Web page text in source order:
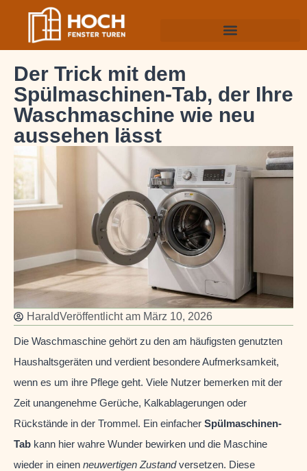
Der Trick mit dem
Spülmaschinen-Tab, der Ihre
Waschmaschine wie neu
aussehen lässt
HaraldVeröffentlicht am März 10, 2026
Die Waschmaschine gehört zu den am häufigsten genutzten
Haushaltsgeräten und verdient besondere Aufmerksamkeit,
wenn es um ihre Pflege geht. Viele Nutzer bemerken mit der
Zeit unangenehme Gerüche, Kalkablagerungen oder
Rückstände in der Trommel. Ein einfacher Spülmaschinen-
Tab kann hier wahre Wunder bewirken und die Maschine
wieder in einen neuwertigen Zustandversetzen. Diese